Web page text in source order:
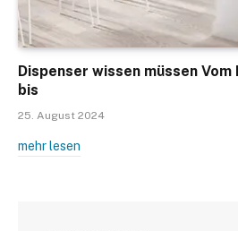
Dispenser wissen müssen
bis
25. August 2024
mehr lesen